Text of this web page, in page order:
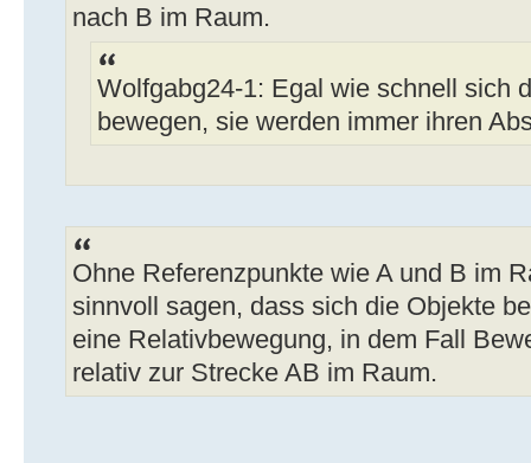
nach B im Raum.
Wolfgabg24-1: Egal wie schnell sich
bewegen, sie werden immer ihren
Ohne Referenzpunkte wie A und B im
sinnvoll sagen, dass sich die Objekte
eine Relativbewegung, in dem Fall
relativ zur Strecke AB im Raum.